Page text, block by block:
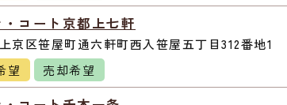
・コート京都上七軒
京区笹屋町通六軒町西入笹屋五丁目312番地1
望
売却希望